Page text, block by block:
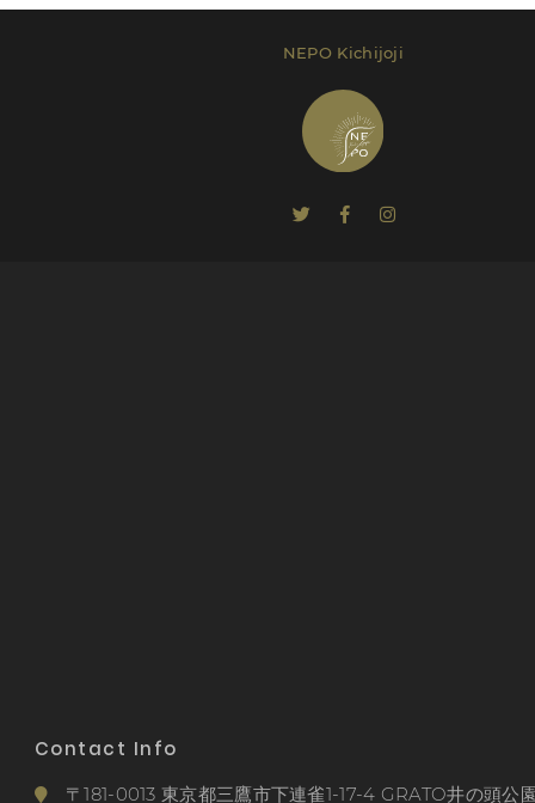
NEPO Kichijoji
Contact Info
〒181-0013 東京都三鷹市下連雀1-17-4 GRATO井の頭公